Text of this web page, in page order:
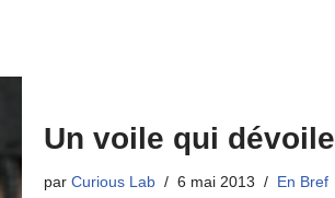
Un voile qui dévoile
par Curious Lab 6 mai 2013 En Bref